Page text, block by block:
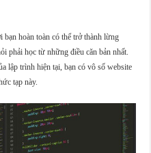
hoàn toàn có thể trở thành lừng
phải học từ những điều căn bản nhất.
lập trình hiện tại, bạn có vô số website
tạp này.